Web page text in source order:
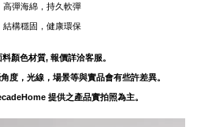
高彈海綿，持久軟彈
結構穩固，健康環保
顏色材質, 報價詳洽客服。
度，光線，場景等與實品會有些許差異。
提供之產品實拍照為主。